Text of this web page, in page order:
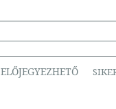
ELŐJEGYEZHETŐ